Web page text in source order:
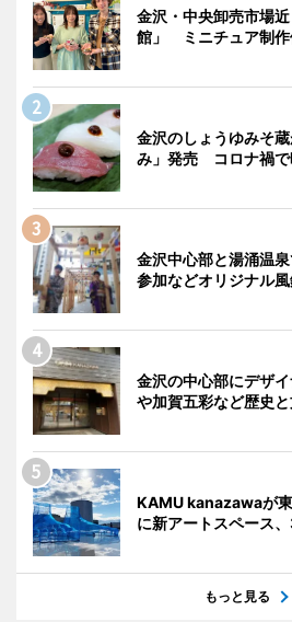
金沢・中央卸売市場
館」 ミニチュア制作
金沢のしょうゆみそ
み」発売 コロナ禍で
金沢中心部と湯涌温
参加などオリジナル
金沢の中心部にデザ
や加賀五彩など歴史
KAMU kanazawaが
に新アートスペース
もっと見る